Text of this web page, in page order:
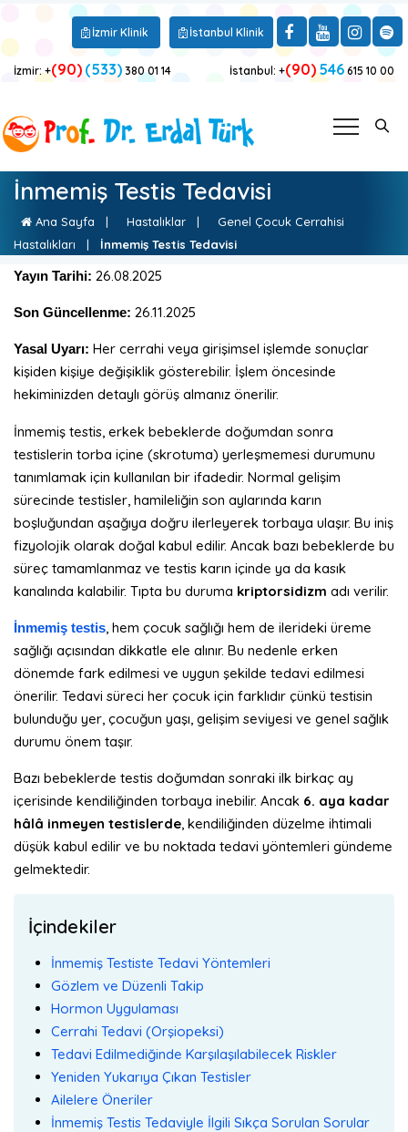
İzmir Klinik İstanbul Klinik
İzmir: +(90) (533) 380 01 14 İstanbul: +(90)546 615 10 00
İnmemiş Testis Tedavisi
Ana Sayfa | Hastalıklar |
Genel Çocuk Cerrahisi
Hastalıkları
| İnmemiş Testis Tedavisi
Yayın Tarihi: 26.08.2025
Son Güncellenme: 26.11.2025
Yasal Uyarı: Her cerrahi veya girişimsel işlemde sonuçlar
kişiden kişiye değişiklik gösterebilir. İşlem öncesinde
hekiminizden detaylı görüş almanız önerilir.
İnmemiş testis, erkek bebeklerde doğumdan sonra
testislerin torba içine (skrotuma) yerleşmemesi durumunu
tanımlamak için kullanılan bir ifadedir. Normal gelişim
sürecinde testisler, hamileliğin son aylarında karın
boşluğundan aşağıya doğru ilerleyerek torbaya ulaşır. Bu iniş
fizyolojik olarak doğal kabul edilir. Ancak bazı bebeklerde bu
süreç tamamlanmaz ve testis karın içinde ya da kasık
kanalında kalabilir. Tıpta bu duruma kriptorsidizm adı verilir.
İnmemiş testis, hem çocuk sağlığı hem de ilerideki üreme
sağlığı açısından dikkatle ele alınır. Bu nedenle erken
dönemde fark edilmesi ve uygun şekilde tedavi edilmesi
önerilir. Tedavi süreci her çocuk için farklıdır çünkü testisin
bulunduğu yer, çocuğun yaşı, gelişim seviyesi ve genel sağlık
durumu önem taşır.
Bazı bebeklerde testis doğumdan sonraki ilk birkaç ay
içerisinde kendiliğinden torbaya inebilir. Ancak 6. aya kadar
hâlâ inmeyen testislerde, kendiliğinden düzelme ihtimali
düşük kabul edilir ve bu noktada tedavi yöntemleri gündeme
gelmektedir.
İçindekiler
İnmemiş Testiste Tedavi Yöntemleri
Gözlem ve Düzenli Takip
Hormon Uygulaması
Cerrahi Tedavi (Orşiopeksi)
Tedavi Edilmediğinde Karşılaşılabilecek Riskler
Yeniden Yukarıya Çıkan Testisler
Ailelere Öneriler
İnmemiş Testis Tedaviyle İlgili Sıkça Sorulan Sorular